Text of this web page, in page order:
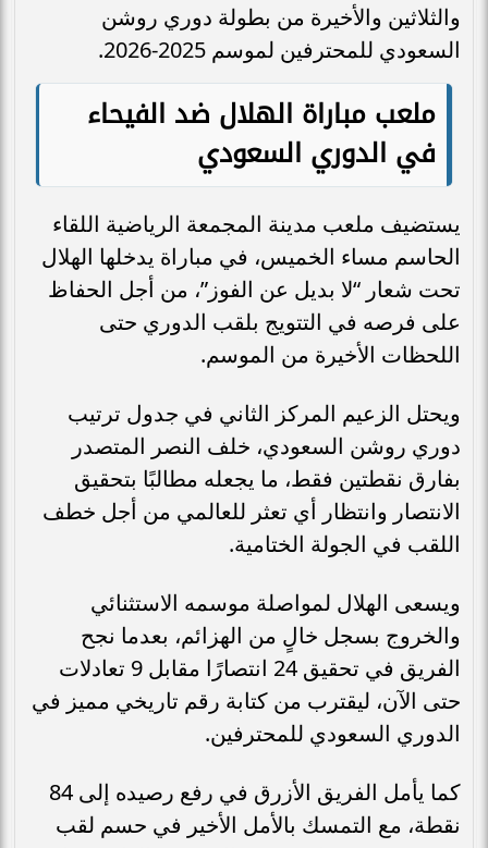
والثلاثين والأخيرة من بطولة دوري روشن
السعودي للمحترفين لموسم 2025-2026.
ملعب مباراة الهلال ضد الفيحاء
في الدوري السعودي
يستضيف ملعب مدينة المجمعة الرياضية اللقاء
الحاسم مساء الخميس، في مباراة يدخلها الهلال
تحت شعار “لا بديل عن الفوز”، من أجل الحفاظ
على فرصه في التتويج بلقب الدوري حتى
اللحظات الأخيرة من الموسم.
ويحتل الزعيم المركز الثاني في جدول ترتيب
دوري روشن السعودي، خلف النصر المتصدر
بفارق نقطتين فقط، ما يجعله مطالبًا بتحقيق
الانتصار وانتظار أي تعثر للعالمي من أجل خطف
اللقب في الجولة الختامية.
ويسعى الهلال لمواصلة موسمه الاستثنائي
والخروج بسجل خالٍ من الهزائم، بعدما نجح
الفريق في تحقيق 24 انتصارًا مقابل 9 تعادلات
حتى الآن، ليقترب من كتابة رقم تاريخي مميز في
الدوري السعودي للمحترفين.
كما يأمل الفريق الأزرق في رفع رصيده إلى 84
نقطة، مع التمسك بالأمل الأخير في حسم لقب